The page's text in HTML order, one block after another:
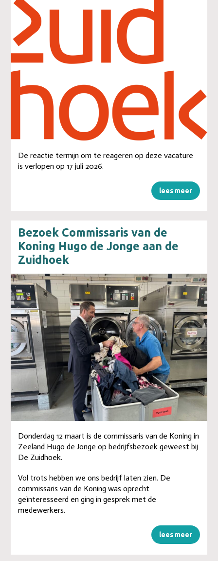
De reactie termijn om te reageren op deze vacature
is verlopen op 17 juli 2026.
lees meer
Bezoek Commissaris van de
Koning Hugo de Jonge aan de
Zuidhoek
Donderdag 12 maart is de commissaris van de Koning in
Zeeland Hugo de Jonge op bedrijfsbezoek geweest bij
De Zuidhoek.
Vol trots hebben we ons bedrijf laten zien. De
commissaris van de Koning was oprecht
geïnteresseerd en ging in gesprek met de
medewerkers.
lees meer